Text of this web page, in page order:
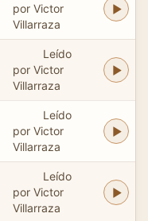
por Victor
Villarraza
Leído
por Victor
Villarraza
Leído
por Victor
Villarraza
Leído
por Victor
Villarraza